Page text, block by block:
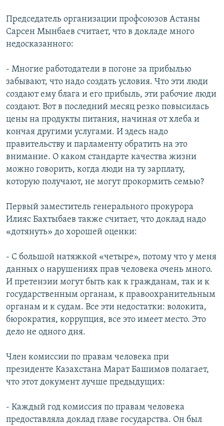
Председатель организации профсоюзов Астаны
Сарсен Мынбаев считает, что в докладе много
недосказанного:
- Многие работодатели в погоне за прибылью
забывают, что надо создать условия. Что эти люди
создают ему блага и его прибыль, эти рабочие люди
создают. Вот в последний месяц резко повысилась
цены на продукты питания, начиная от хлеба и
кончая другими услугами. И здесь надо
правительству и парламенту обратить на это
внимание. О каком стандарте качества жизни
можно говорить, когда люди на ту зарплату,
которую получают, не могут прокормить семью?
Первый заместитель генерального прокурора
Илияс Бахтыбаев также считает, что доклад надо
«дотянуть» до хорошей оценки:
- С большой натяжкой «четыре», потому что у меня
данных о нарушениях прав человека очень много.
И претензии могут быть как к гражданам, так и к
государственным органам, к правоохранительным
органам и к судам. Все эти недостатки: волокита,
бюрократия, коррупция, все это имеет место. Это
дело не одного дня.
Член комиссии по правам человека при
президенте Казахстана Марат Башимов полагает,
что этот документ лучше предыдущих:
- Каждый год комиссия по правам человека
предоставляла доклад главе государства. Он был